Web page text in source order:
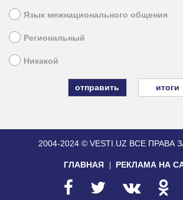
Язык межнационального общения
Региональный
Никакой
итоги
2004-2024 © VESTI.UZ ВСЕ ПРАВА
ГЛАВНАЯ РЕКЛАМА НА